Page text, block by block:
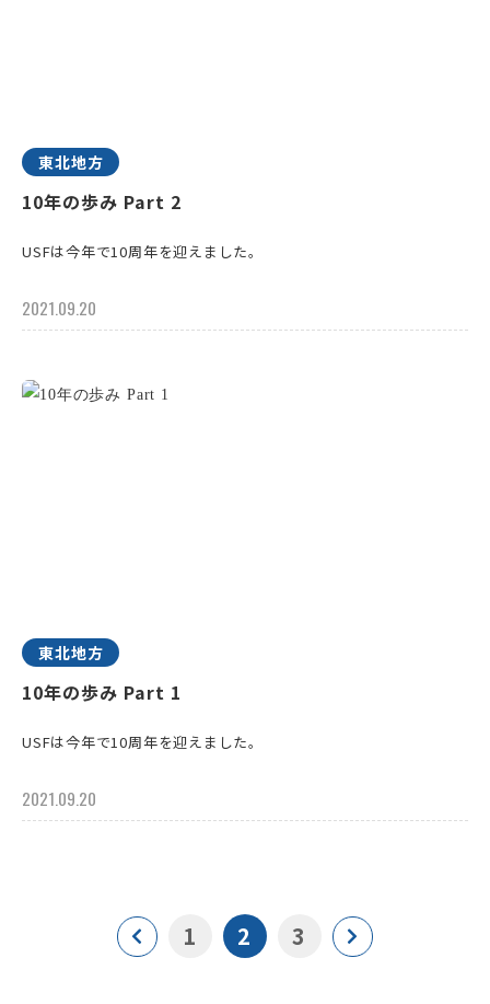
東北地方
10年の歩み Part 2
USFは今年で10周年を迎えました。
2021.09.20
東北地方
10年の歩み Part 1
USFは今年で10周年を迎えました。
2021.09.20
1 2 3